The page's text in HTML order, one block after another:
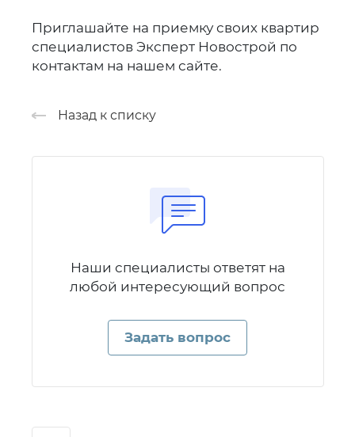
Приглашайте на приемку своих квартир
специалистов Эксперт Новострой по
контактам на нашем сайте.
Назад к списку
Наши специалисты ответят на
любой интересующий вопрос
Задать вопрос